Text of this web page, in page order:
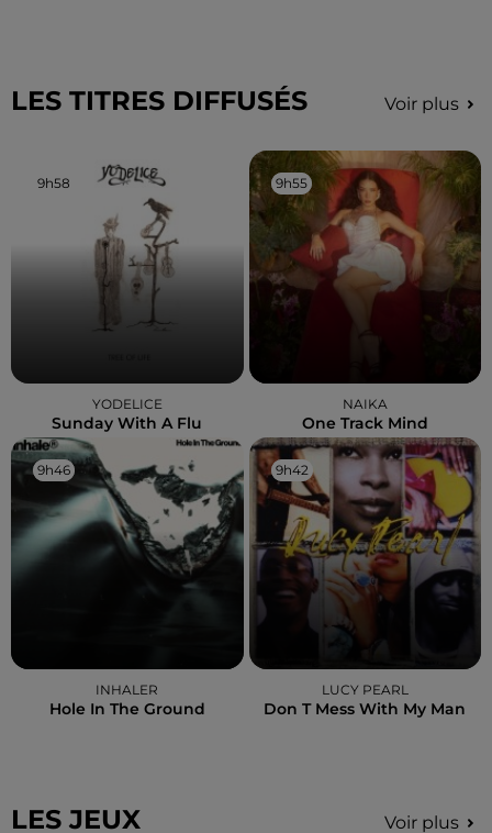
LES TITRES DIFFUSÉS Voir plus
9h58
9h58
YODELICE
Sunday With A Flu
9h55
9h55
NAIKA
One Track Mind
9h46
9h46
INHALER
Hole In The Ground
9h42
9h42
LUCY PEARL
Don T Mess With My Man
LES JEUX Voir plus